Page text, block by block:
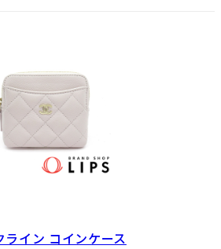
イン コインケース